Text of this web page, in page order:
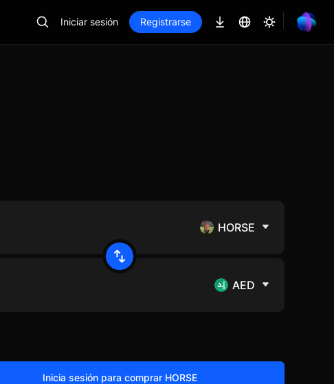
Iniciar sesión Registrarse
HORSE
AED
Inicia sesión para comprar HORSE